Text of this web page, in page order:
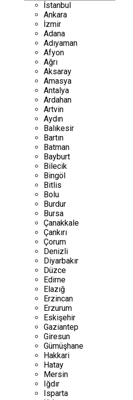
İstanbul
Ankara
İzmir
Adana
Adıyaman
Afyon
Ağrı
Aksaray
Amasya
Antalya
Ardahan
Artvin
Aydın
Balıkesir
Bartın
Batman
Bayburt
Bilecik
Bingöl
Bitlis
Bolu
Burdur
Bursa
Çanakkale
Çankırı
Çorum
Denizli
Diyarbakır
Düzce
Edirne
Elazığ
Erzincan
Erzurum
Eskişehir
Gaziantep
Giresun
Gümüşhane
Hakkari
Hatay
Mersin
Iğdır
Isparta